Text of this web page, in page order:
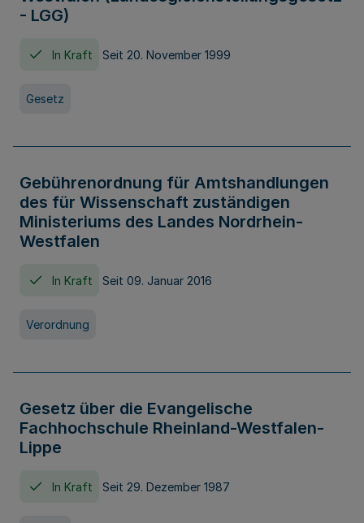
- LGG)
In Kraft Seit 20. November 1999
Gesetz
Gebührenordnung für Amtshandlungen
des für Wissenschaft zuständigen
Ministeriums des Landes Nordrhein-
Westfalen
In Kraft Seit 09. Januar 2016
Verordnung
Gesetz über die Evangelische
Fachhochschule Rheinland-Westfalen-
Lippe
In Kraft Seit 29. Dezember 1987